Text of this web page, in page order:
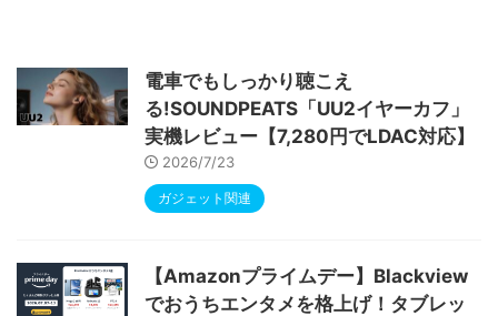
RGBライト 児童守護 IPS画面 日本語説明書
電車でもしっかり聴こえ
る!SOUNDPEATS「UU2イヤーカフ」
実機レビュー【7,280円でLDAC対応】
2026/7/23
ガジェット関連
【Amazonプライムデー】Blackview
でおうちエンタメを格上げ！タブレッ